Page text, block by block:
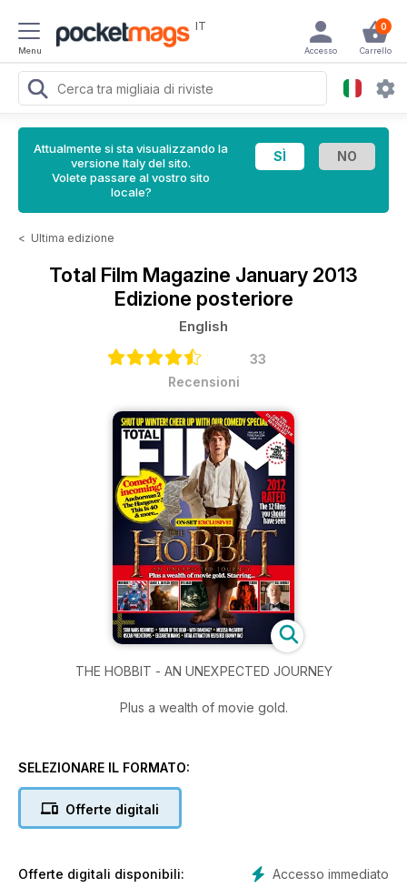
Menu
IT 0
Carrello
Accesso
Attualmente si sta visualizzando la
versione Italy del sito.
Volete passare al vostro sito
locale?
< Ultima edizione
Total Film Magazine January 2013
Edizione posteriore
English
33
Recensioni
THE HOBBIT - AN UNEXPECTED JOURNEY
Plus a wealth of movie gold.
SELEZIONARE IL FORMATO:
Offerte digitali
Accesso immediato
Offerte digitali disponibili: